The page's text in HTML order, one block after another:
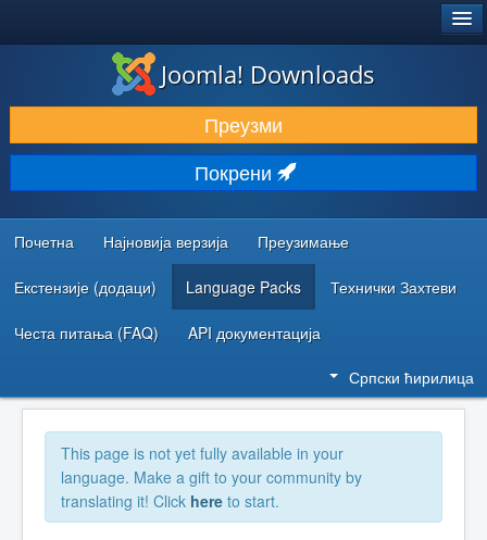
ПРЕУЗИМАЊЕ И ПРОШИРЕЊА (ЕКСТЕНЗИЈЕ)
ОТКРИЈТЕ И НАУЧИТЕ
ЗАЈЕДНИЦА И ПОДРШКА
РЕСУРСИ ЗА РАЗВОЈ
Joomla! Downloads
Преузми
Покрени
Почетна Најновија верзија Преузимање
Екстензије (додаци) Language Packs Технички Захтеви
Честа питања (FAQ) API документација
Српски ћирилица
This page is not yet fully available in your
language. Make a gift to your community by
translating it! Click here to start.